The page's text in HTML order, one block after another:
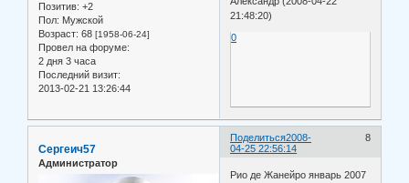
Позитив: +2
Пол: Мужской
Возраст: 68 [1958-06-24]
Провел на форуме:
2 дня 3 часа
Последний визит:
2013-02-21 13:26:44
21:48:20)
0
Поделиться 8
2008-
04-25 22:56:14
Сергеич57
Администратор
Рио де Жанейро январь 2007